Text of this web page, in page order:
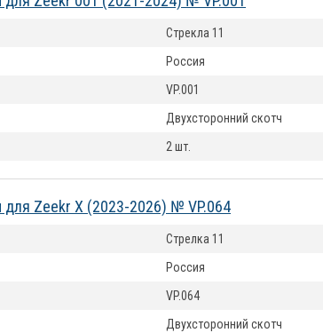
Стрекла 11
Россия
VP.001
Двухсторонний скотч
2 шт.
Zeekr X (2023-2026) № VP.064
Стрелка 11
Россия
VP.064
Двухсторонний скотч